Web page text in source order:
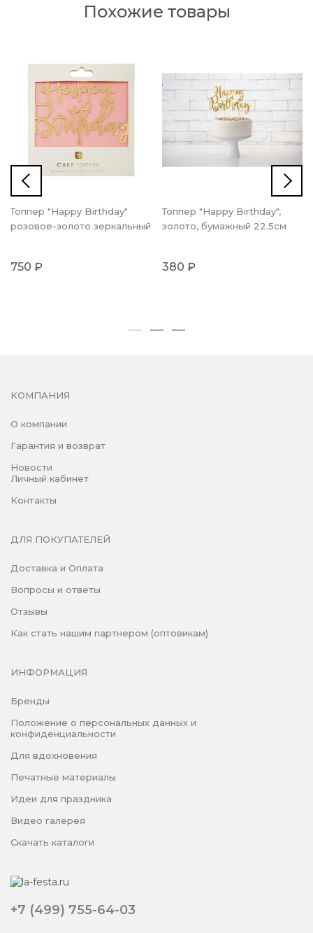
Похожие товары
Топпер "Happy Birthday"
розовое-золото зеркальный
750 ₽
Топпер "Happy Birthday",
золото, бумажный 22.5см
380 ₽
+7 (499) 755-64-03
КОМПАНИЯ
О компании
Гарантия и возврат
Новости
Личный кабинет
Контакты
ДЛЯ ПОКУПАТЕЛЕЙ
Доставка и Оплата
Вопросы и ответы
Отзывы
Как стать нашим партнером (оптовикам)
ИНФОРМАЦИЯ
Бренды
Положение о персональных данных и
конфиденциальности
Для вдохновения
Печатные материалы
Идеи для праздника
Видео галерея
Скачать каталоги